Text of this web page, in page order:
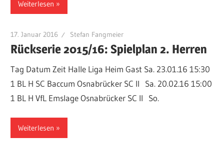
Weiterlesen
17. Januar 2016 Stefan Fangmeier
Rückserie 2015/16: Spielplan 2. Herren
Tag Datum Zeit Halle Liga Heim Gast Sa. 23.01.16 15:30
1 BL H SC Baccum Osnabrücker SC II Sa. 20.02.16 15:00
1 BL H VfL Emslage Osnabrücker SC II So.
Weiterlesen